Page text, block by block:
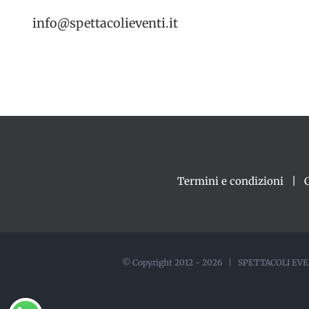
info@spettacolieventi.it
Termini e condizioni
© Copyright 2012 - 2026 | SPETTACOLI